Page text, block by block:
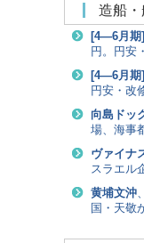
造船
[4―6月期]
円。円安
[4―6月期]
円安・
向島ドッ
場、海事
ヴァイナ
スラエル
黄埔文沖
国・天